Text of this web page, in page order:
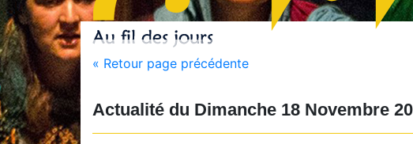
« Retour page précédente
Actualité du Dimanche 18 Novembre